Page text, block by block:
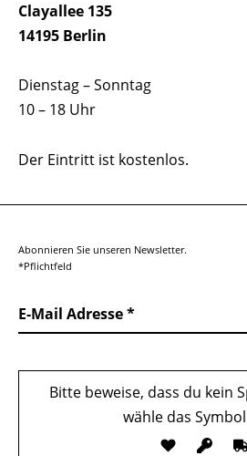
Clayallee 135
14195 Berlin
Dienstag – Sonntag
10 – 18 Uhr
Der Eintritt ist kostenlos.
Abonnieren Sie unseren Newsletter.
*Pflichtfeld
E-Mail Adresse
Bitte beweise, dass du kein
wähle das Symbol